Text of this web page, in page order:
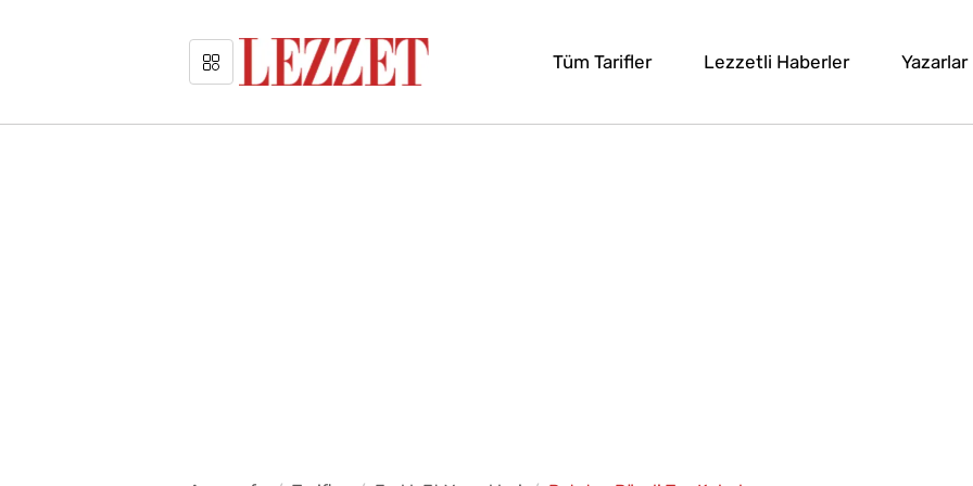
Tüm Tarifler Lezzetli Haberler Yazarlar